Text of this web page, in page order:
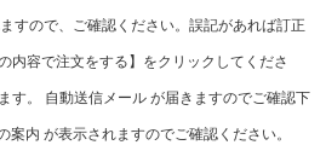
すので、ご確認ください。誤記があれば訂正
注文をする】をクリックしてくださ
自動送信メール が届きますのでご確認下
内 が表示されますのでご確認ください。